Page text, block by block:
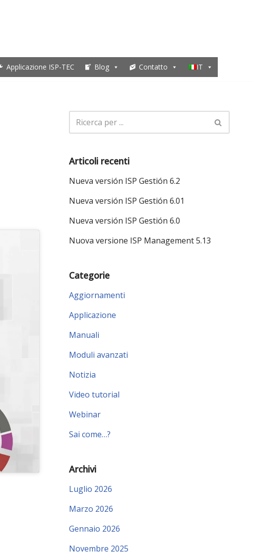
Applicazione ISP-TEC Blog Contatto IT
Articoli recenti
Nueva versión ISP Gestión 6.2
Nueva versión ISP Gestión 6.01
Nueva versión ISP Gestión 6.0
Nuova versione ISP Management 5.13
Categorie
Aggiornamenti
Applicazione
Manuali
Moduli avanzati
Notizia
Video tutorial
Webinar
Sai come…?
Archivi
Luglio 2026
Marzo 2026
Gennaio 2026
Novembre 2025